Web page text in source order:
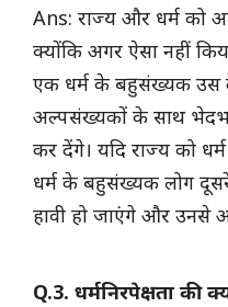
Ans: राज्य और धर्म को
क्योंकि अगर ऐसा नहीं
एक धर्म के बहुसंख्यक उस
अल्पसंख्यकों के साथ
कर देंगे। यदि राज्य को
धर्म के बहुसंख्यक लोग
हावी हो जाएंगे और उनसे
Q.3. धर्मनिरपेक्षता की